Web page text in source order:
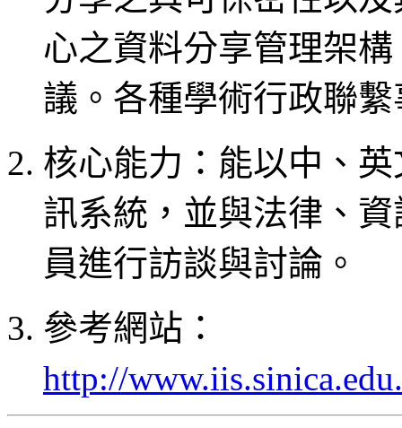
心之資料分享管理架
議。各種學術行政聯
核心能力：能以中、
訊系統，並與法律、
員進行訪談與討論。
參考網站：
http://